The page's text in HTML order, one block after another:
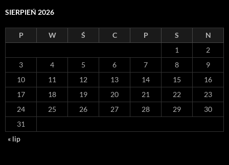
SIERPIEŃ 2026
P W Ś C P S
N
1
2
3
4 5 6 7 8
9
10
11 12 13 14 15
16
17
18 19 20 21 22
23
24
25 26 27 28 29
30
31
« lip